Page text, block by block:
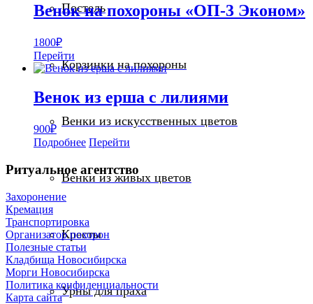
Постель
Корзинки на похороны
Венки из искусственных цветов
Венки из живых цветов
Кресты
Урны для праха
Венок на похороны «ОП-3 Эконом»
1800₽
Перейти
Венок из ерша с лилиями
900₽
Подробнее Перейти
Ритуальное агентство
Захоронение
Кремация
Транспортировка
Организатор похорон
Полезные статьи
Кладбища Новосибирска
Морги Новосибирска
Политика конфиденциальности
Карта сайта